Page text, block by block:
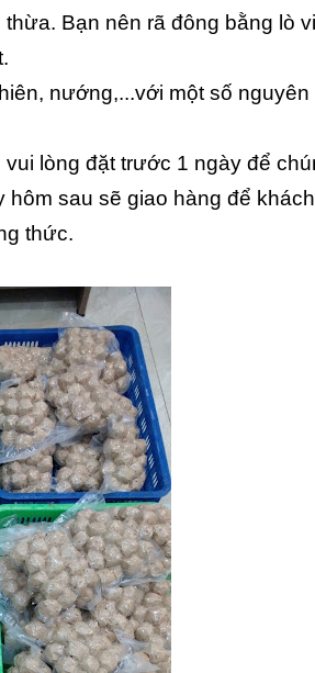
Bạn nên rã đông bằng lò
nướng,...với một số nguyên
lòng đặt trước 1 ngày để
hôm sau sẽ giao hàng để
thức.